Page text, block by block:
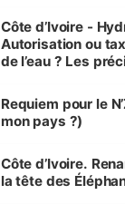
Côte d’Ivoire -
Autorisation ou
de l’eau ? Les
Requiem pour le
mon pays ?)
Côte d’Ivoire.
la tête des